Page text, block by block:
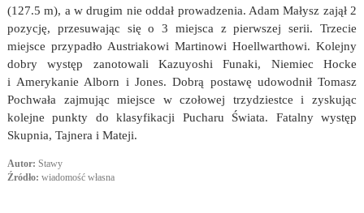
(127.5 m), a w drugim nie oddał prowadzenia. Adam Małysz zajął 2
pozycję, przesuwając się o 3 miejsca z pierwszej serii. Trzecie
miejsce przypadło Austriakowi Martinowi Hoellwarthowi. Kolejny
dobry występ zanotowali Kazuyoshi Funaki, Niemiec Hocke
i Amerykanie Alborn i Jones. Dobrą postawę udowodnił Tomasz
Pochwała zajmując miejsce w czołowej trzydziestce i zyskując
kolejne punkty do klasyfikacji Pucharu Świata. Fatalny występ
Skupnia, Tajnera i Mateji.
Autor: Stawy
Źródło: wiadomość własna